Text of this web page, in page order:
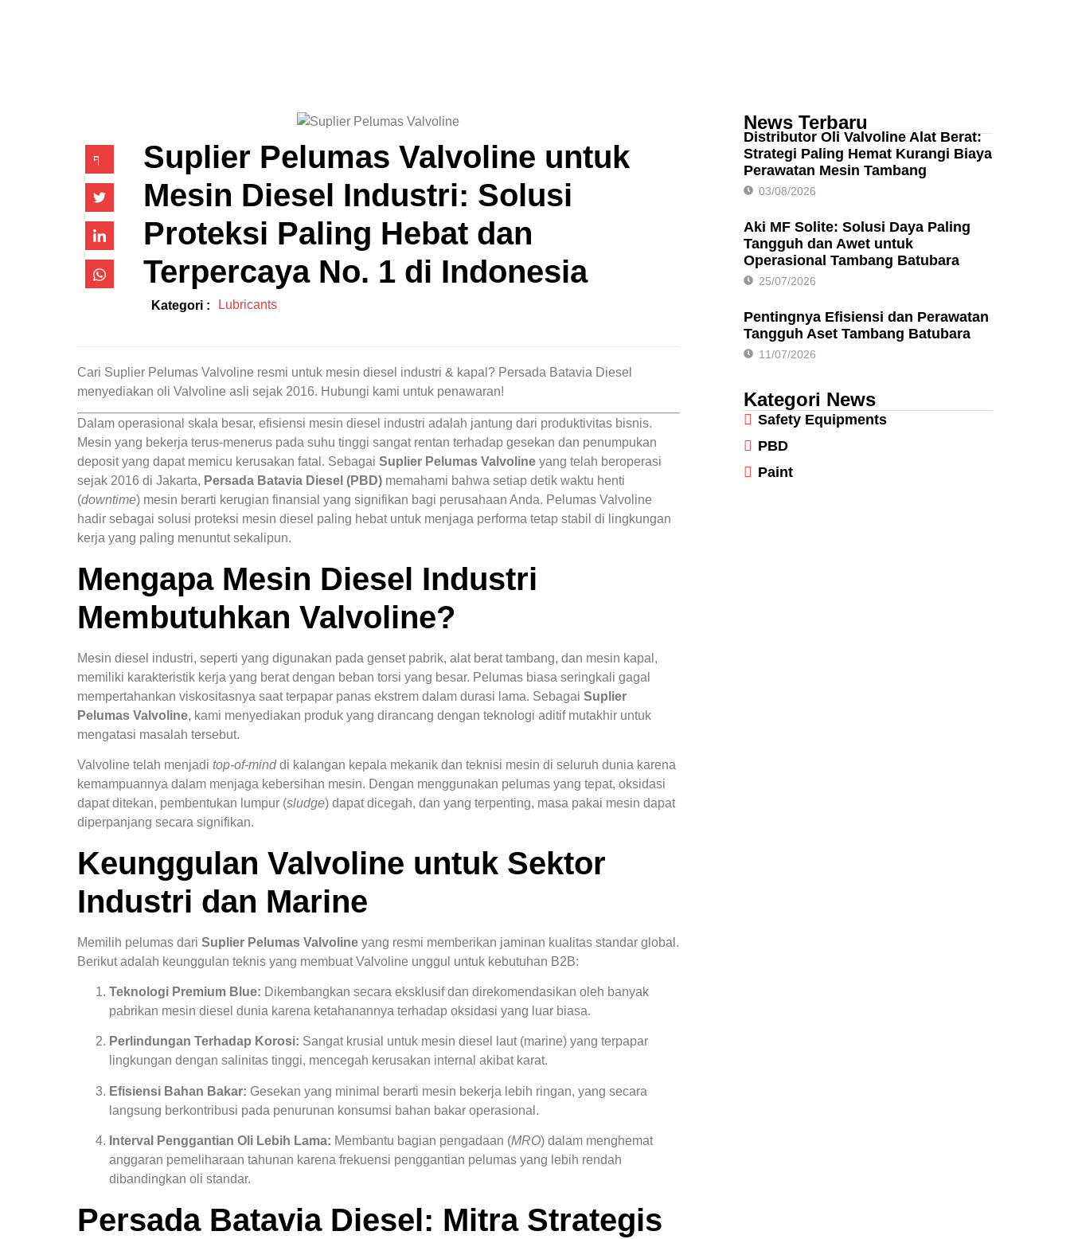
Suplier Pelumas Valvoline untuk
Mesin Diesel Industri: Solusi
Proteksi Paling Hebat dan
Terpercaya No. 1 di Indonesia
Kategori : Lubricants
Cari Suplier Pelumas Valvoline resmi untuk mesin diesel industri & kapal? Persada Batavia Diesel
menyediakan oli Valvoline asli sejak 2016. Hubungi kami untuk penawaran!
Dalam operasional skala besar, efisiensi mesin diesel industri adalah jantung dari produktivitas bisnis.
Mesin yang bekerja terus-menerus pada suhu tinggi sangat rentan terhadap gesekan dan penumpukan
deposit yang dapat memicu kerusakan fatal. Sebagai Suplier Pelumas Valvoline yang telah beroperasi
sejak 2016 di Jakarta, Persada Batavia Diesel (PBD) memahami bahwa setiap detik waktu henti
(downtime) mesin berarti kerugian finansial yang signifikan bagi perusahaan Anda. Pelumas Valvoline
hadir sebagai solusi proteksi mesin diesel paling hebat untuk menjaga performa tetap stabil di lingkungan
kerja yang paling menuntut sekalipun.
Mengapa Mesin Diesel Industri
Membutuhkan Valvoline?
Mesin diesel industri, seperti yang digunakan pada genset pabrik, alat berat tambang, dan mesin kapal,
memiliki karakteristik kerja yang berat dengan beban torsi yang besar. Pelumas biasa seringkali gagal
mempertahankan viskositasnya saat terpapar panas ekstrem dalam durasi lama. Sebagai Suplier
Pelumas Valvoline, kami menyediakan produk yang dirancang dengan teknologi aditif mutakhir untuk
mengatasi masalah tersebut.
Valvoline telah menjadi top-of-minddi kalangan kepala mekanik dan teknisi mesin di seluruh dunia karena
kemampuannya dalam menjaga kebersihan mesin. Dengan menggunakan pelumas yang tepat, oksidasi
dapat ditekan, pembentukan lumpur (sludge) dapat dicegah, dan yang terpenting, masa pakai mesin dapat
diperpanjang secara signifikan.
Keunggulan Valvoline untuk Sektor
Industri dan Marine
Memilih pelumas dari Suplier Pelumas Valvoline yang resmi memberikan jaminan kualitas standar global.
Berikut adalah keunggulan teknis yang membuat Valvoline unggul untuk kebutuhan B2B:
Teknologi Premium Blue: Dikembangkan secara eksklusif dan direkomendasikan oleh banyak
pabrikan mesin diesel dunia karena ketahanannya terhadap oksidasi yang luar biasa.
Perlindungan Terhadap Korosi: Sangat krusial untuk mesin diesel laut (marine) yang terpapar
lingkungan dengan salinitas tinggi, mencegah kerusakan internal akibat karat.
Efisiensi Bahan Bakar: Gesekan yang minimal berarti mesin bekerja lebih ringan, yang secara
langsung berkontribusi pada penurunan konsumsi bahan bakar operasional.
Interval Penggantian Oli Lebih Lama: Membantu bagian pengadaan (MRO) dalam menghemat
anggaran pemeliharaan tahunan karena frekuensi penggantian pelumas yang lebih rendah
dibandingkan oli standar.
Persada Batavia Diesel: Mitra Strategis
News Terbaru
Distributor Oli Valvoline Alat Berat:
Strategi Paling Hemat Kurangi Biaya
Perawatan Mesin Tambang
03/08/2026
Aki MF Solite: Solusi Daya Paling
Tangguh dan Awet untuk
Operasional Tambang Batubara
25/07/2026
Pentingnya Efisiensi dan Perawatan
Tangguh Aset Tambang Batubara
11/07/2026
Kategori News
Safety Equipments
PBD
Paint